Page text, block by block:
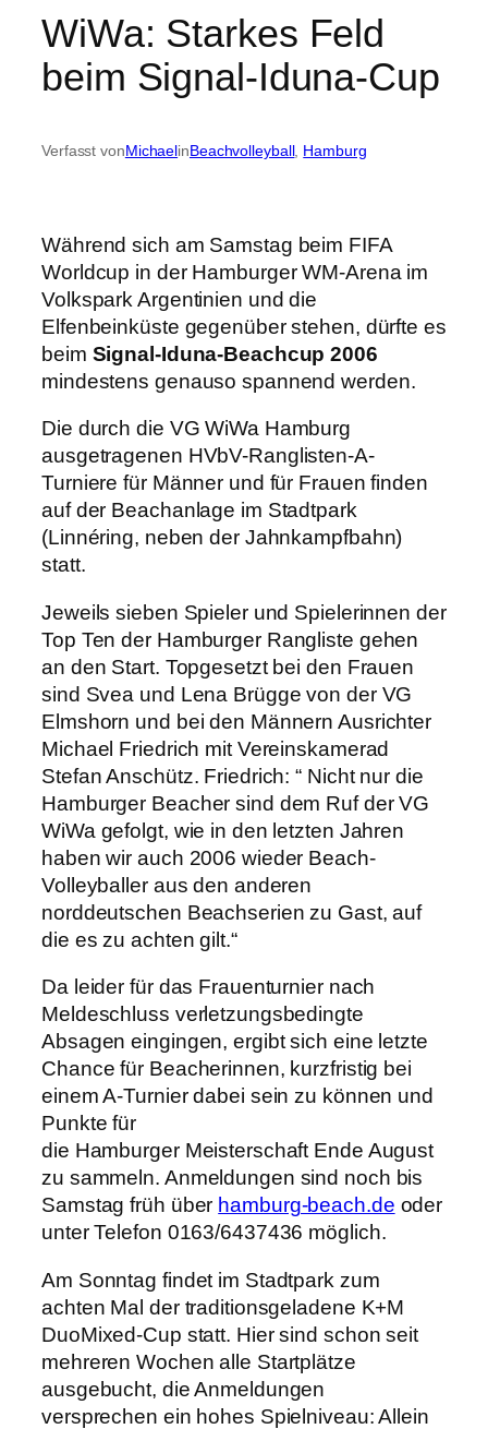
WiWa: Starkes Feld
beim Signal-Iduna-Cup
Verfasst vonMichaelinBeachvolleyball, Hamburg
Während sich am Samstag beim FIFA
Worldcup in der Hamburger WM-Arena im
Volkspark Argentinien und die
Elfenbeinküste gegenüber stehen, dürfte es
beim Signal-Iduna-Beachcup 2006
mindestens genauso spannend werden.
Die durch die VG WiWa Hamburg
ausgetragenen HVbV-Ranglisten-A-
Turniere für Männer und für Frauen finden
auf der Beachanlage im Stadtpark
(Linnéring, neben der Jahnkampfbahn)
statt.
Jeweils sieben Spieler und Spielerinnen der
Top Ten der Hamburger Rangliste gehen
an den Start. Topgesetzt bei den Frauen
sind Svea und Lena Brügge von der VG
Elmshorn und bei den Männern Ausrichter
Michael Friedrich mit Vereinskamerad
Stefan Anschütz. Friedrich: “ Nicht nur die
Hamburger Beacher sind dem Ruf der VG
WiWa gefolgt, wie in den letzten Jahren
haben wir auch 2006 wieder Beach-
Volleyballer aus den anderen
norddeutschen Beachserien zu Gast, auf
die es zu achten gilt.“
Da leider für das Frauenturnier nach
Meldeschluss verletzungsbedingte
Absagen eingingen, ergibt sich eine letzte
Chance für Beacherinnen, kurzfristig bei
einem A-Turnier dabei sein zu können und
Punkte für
die Hamburger Meisterschaft Ende August
zu sammeln. Anmeldungen sind noch bis
Samstag früh über hamburg-beach.de oder
unter Telefon 0163/6437436 möglich.
Am Sonntag findet im Stadtpark zum
achten Mal der traditionsgeladene K+M
DuoMixed-Cup statt. Hier sind schon seit
mehreren Wochen alle Startplätze
ausgebucht, die Anmeldungen
versprechen ein hohes Spielniveau: Allein